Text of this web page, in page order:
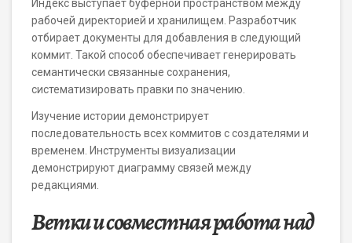
Индекс выступает буферной пространством между
рабочей директорией и хранилищем. Разработчик
отбирает документы для добавления в следующий
коммит. Такой способ обеспечивает генерировать
семантически связанные сохранения,
систематизировать правки по значению.
Изучение истории демонстрирует
последовательность всех коммитов с создателями и
временем. Инструменты визуализации
демонстрируют диаграмму связей между
редакциями.
Ветки и совместная работа над